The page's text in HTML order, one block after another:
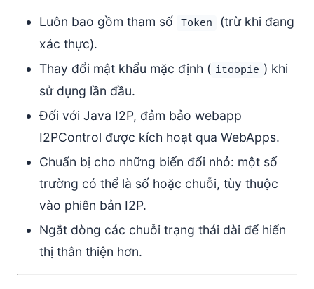
Luôn bao gồm tham số Token
(trừ khi đang
xác thực).
Thay đổi mật khẩu mặc định ( itoopie ) khi
sử dụng lần đầu.
Đối với Java I2P, đảm bảo webapp
I2PControl được kích hoạt qua WebApps.
Chuẩn bị cho những biến đổi nhỏ: một số
trường có thể là số hoặc chuỗi, tùy thuộc
vào phiên bản I2P.
Ngắt dòng các chuỗi trạng thái dài để hiển
thị thân thiện hơn.